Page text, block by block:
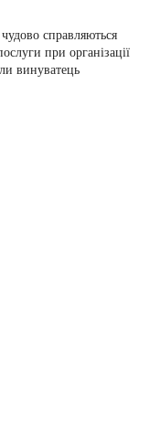
справляються
при організації
винуватець